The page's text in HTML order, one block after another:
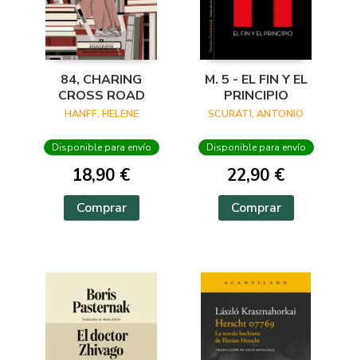
84, CHARING
CROSS ROAD
HANFF, HELENE
Disponible para envío
18,90 €
Comprar
M. 5 - EL FIN Y EL
PRINCIPIO
SCURATI, ANTONIO
Disponible para envío
22,90 €
Comprar